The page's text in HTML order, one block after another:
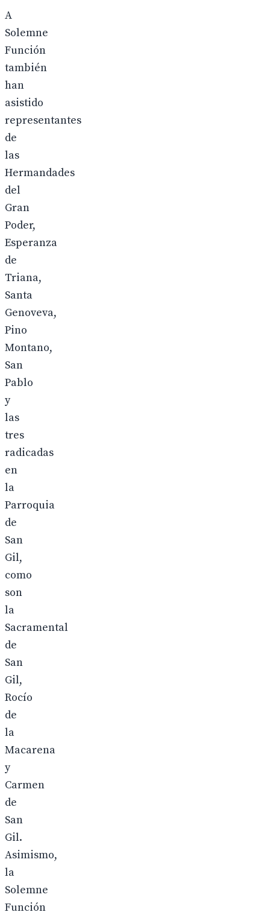
A
Solemne
Función
también
han
asistido
representantes
de
las
Hermandades
del
Gran
Poder,
Esperanza
de
Triana,
Santa
Genoveva,
Pino
Montano,
San
Pablo
y
las
tres
radicadas
en
la
Parroquia
de
San
Gil,
como
son
la
Sacramental
de
San
Gil,
Rocío
de
la
Macarena
y
Carmen
de
San
Gil.
Asimismo,
la
Solemne
Función